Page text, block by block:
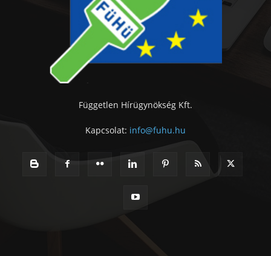
Független Hírügynökség Kft.
Kapcsolat: info@fuhu.hu